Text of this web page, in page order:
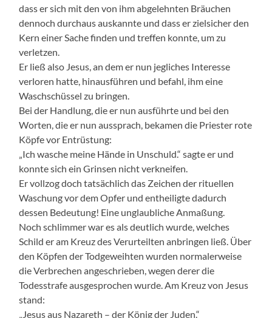
dass er sich mit den von ihm abgelehnten Bräuchen
dennoch durchaus auskannte und dass er zielsicher den
Kern einer Sache finden und treffen konnte, um zu
verletzen.
Er ließ also Jesus, an dem er nun jegliches Interesse
verloren hatte, hinausführen und befahl, ihm eine
Waschschüssel zu bringen.
Bei der Handlung, die er nun ausführte und bei den
Worten, die er nun aussprach, bekamen die Priester rote
Köpfe vor Entrüstung:
„Ich wasche meine Hände in Unschuld.“ sagte er und
konnte sich ein Grinsen nicht verkneifen.
Er vollzog doch tatsächlich das Zeichen der rituellen
Waschung vor dem Opfer und entheiligte dadurch
dessen Bedeutung! Eine unglaubliche Anmaßung.
Noch schlimmer war es als deutlich wurde, welches
Schild er am Kreuz des Verurteilten anbringen ließ. Über
den Köpfen der Todgeweihten wurden normalerweise
die Verbrechen angeschrieben, wegen derer die
Todesstrafe ausgesprochen wurde. Am Kreuz von Jesus
stand:
„Jesus aus Nazareth – der König der Juden.“